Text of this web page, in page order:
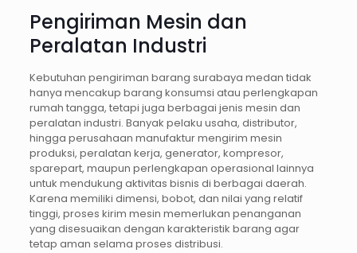
Pengiriman Mesin dan
Peralatan Industri
Kebutuhan pengiriman barang surabaya medan tidak
hanya mencakup barang konsumsi atau perlengkapan
rumah tangga, tetapi juga berbagai jenis mesin dan
peralatan industri. Banyak pelaku usaha, distributor,
hingga perusahaan manufaktur mengirim mesin
produksi, peralatan kerja, generator, kompresor,
sparepart, maupun perlengkapan operasional lainnya
untuk mendukung aktivitas bisnis di berbagai daerah.
Karena memiliki dimensi, bobot, dan nilai yang relatif
tinggi, proses kirim mesin memerlukan penanganan
yang disesuaikan dengan karakteristik barang agar
tetap aman selama proses distribusi.